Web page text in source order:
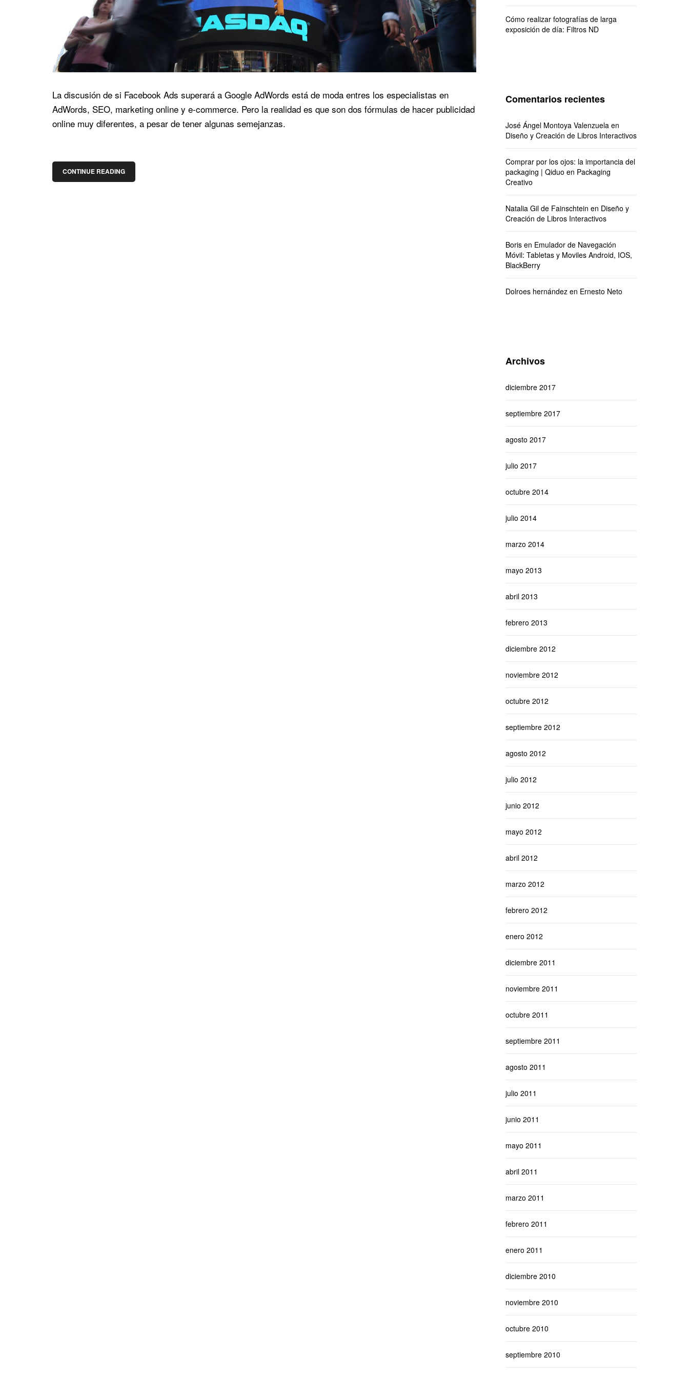
La discusión de si Facebook Ads superará a Google AdWords está de moda entres los especialistas en
AdWords, SEO, marketing online y e-commerce. Pero la realidad es que son dos fórmulas de hacer publicidad
online muy diferentes, a pesar de tener algunas semejanzas.
CONTINUE READING
Cómo realizar fotografías de larga
exposición de día: Filtros ND
Comentarios recientes
José Ángel Montoya Valenzuelaen
Diseño y Creación de Libros Interactivos
Comprar por los ojos: la importancia del
packaging | Qiduo en Packaging
Creativo
Natalia Gil de Fainschtein en Diseño y
Creación de Libros Interactivos
Borisen Emulador de Navegación
Móvil: Tabletas y Moviles Android, IOS,
BlackBerry
Dolroes hernándezen Ernesto Neto
Archivos
diciembre 2017
septiembre 2017
agosto 2017
julio 2017
octubre 2014
julio 2014
marzo 2014
mayo 2013
abril 2013
febrero 2013
diciembre 2012
noviembre 2012
octubre 2012
septiembre 2012
agosto 2012
julio 2012
junio 2012
mayo 2012
abril 2012
marzo 2012
febrero 2012
enero 2012
diciembre 2011
noviembre 2011
octubre 2011
septiembre 2011
agosto 2011
julio 2011
junio 2011
mayo 2011
abril 2011
marzo 2011
febrero 2011
enero 2011
diciembre 2010
noviembre 2010
octubre 2010
septiembre 2010